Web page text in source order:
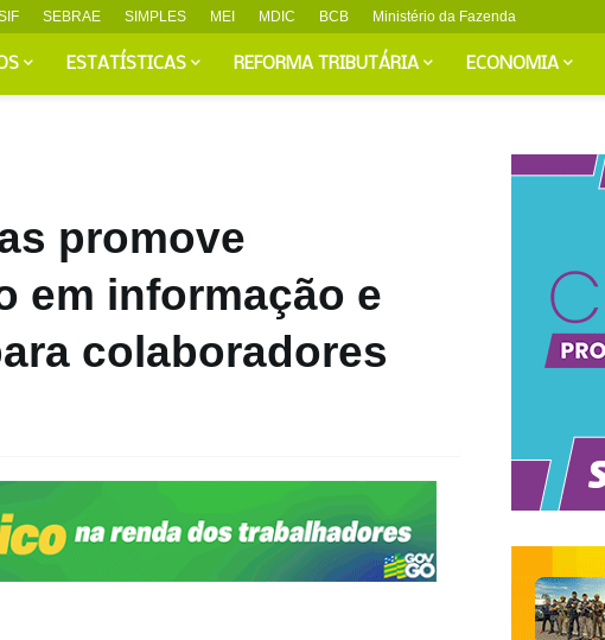
SEBRAE SIMPLES MEI MDIC BCB Ministério da Fazenda
ESTATÍSTICAS REFORMA TRIBUTÁRIA ECONOMIA
promove
em informação e
colaboradores